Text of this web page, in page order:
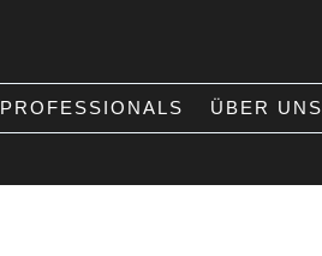
PROFESSIONALS ÜBER UNS